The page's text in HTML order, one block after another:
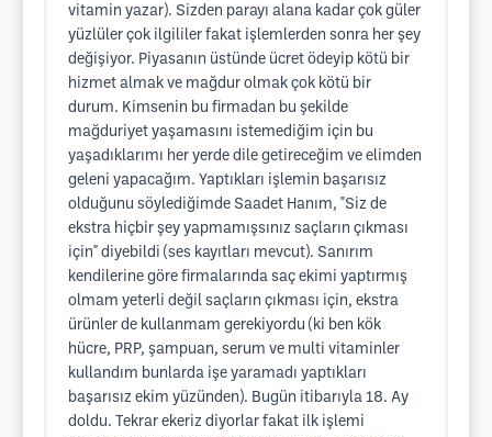
vitamin yazar). Sizden parayı alana kadar çok güler
yüzlüler çok ilgililer fakat işlemlerden sonra her şey
değişiyor. Piyasanın üstünde ücret ödeyip kötü bir
hizmet almak ve mağdur olmak çok kötü bir
durum. Kimsenin bu firmadan bu şekilde
mağduriyet yaşamasını istemediğim için bu
yaşadıklarımı her yerde dile getireceğim ve elimden
geleni yapacağım. Yaptıkları işlemin başarısız
olduğunu söylediğimde Saadet Hanım, "Siz de
ekstra hiçbir şey yapmamışsınız saçların çıkması
için" diyebildi (ses kayıtları mevcut). Sanırım
kendilerine göre firmalarında saç ekimi yaptırmış
olmam yeterli değil saçların çıkması için, ekstra
ürünler de kullanmam gerekiyordu (ki ben kök
hücre, PRP, şampuan, serum ve multi vitaminler
kullandım bunlarda işe yaramadı yaptıkları
başarısız ekim yüzünden). Bugün itibarıyla 18. Ay
doldu. Tekrar ekeriz diyorlar fakat ilk işlemi